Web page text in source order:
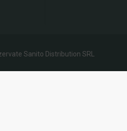
Sanito Distribution SRL